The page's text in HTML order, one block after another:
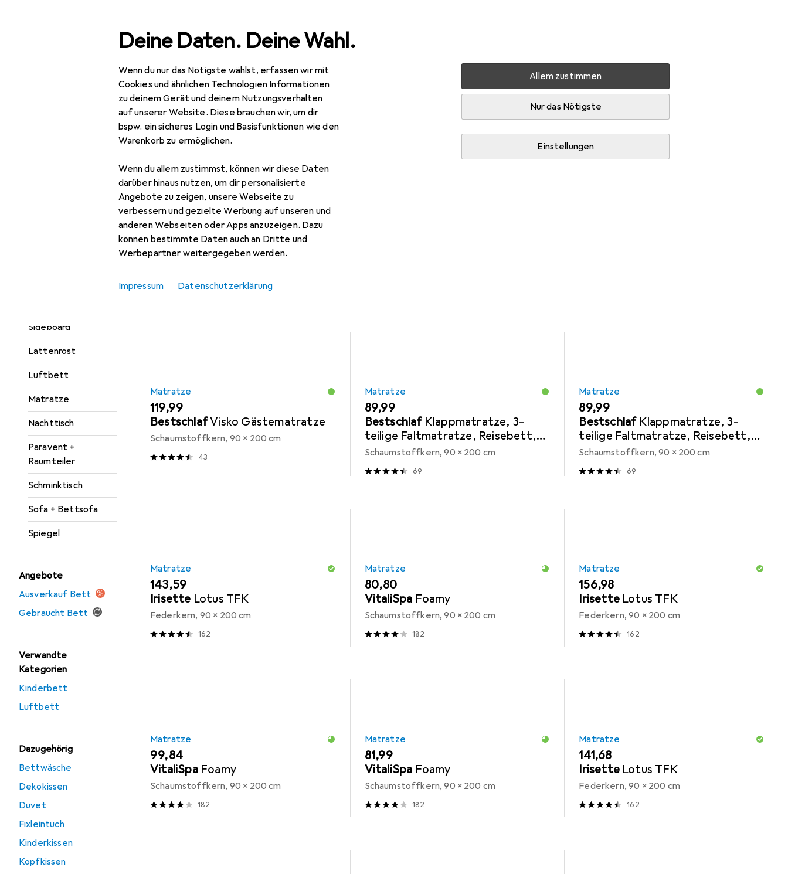
Deine Daten. Deine Wahl.
Wenn du nur das Nötigste wählst, erfassen wir mit
Cookies und ähnlichen Technologien Informationen
zu deinem Gerät und deinem Nutzungsverhalten
auf unserer Website. Diese brauchen wir, um dir
bspw. ein sicheres Login und Basisfunktionen wie den
Warenkorb zu ermöglichen.
Wenn du allem zustimmst, können wir diese Daten
darüber hinaus nutzen, um dir personalisierte
Angebote zu zeigen, unsere Webseite zu
verbessern und gezielte Werbung auf unseren und
anderen Webseiten oder Apps anzuzeigen. Dazu
können bestimmte Daten auch an Dritte und
Werbepartner weitergegeben werden.
Allem zustimmen
Nur das Nötigste
Einstellungen
Impressum Datenschutzerklärung
Navigation nach Kategorien
Sideboard
Lattenrost
Luftbett
Matratze
Nachttisch
Paravent +
Raumteiler
Schminktisch
Sofa + Bettsofa
Spiegel
Angebote
Ausverkauf Bett
Gebraucht Bett
Verwandte
Kategorien
Kinderbett
Luftbett
Dazugehörig
Bettwäsche
Dekokissen
Duvet
Fixleintuch
Kinderkissen
Kopfkissen
Gesamtsortiment Wohnen Möbel Zubehör
EUR
92,90
vidaXLAlranberg
Zubehör für vidaXL Alranberg
Hier findest du passendes Zubehör zum Produkt vidaXL Alranberg aus der Kategorie Matratze.
Beliebt VidaXL
Matratze
EUR
119,99
BestschlafVisko Gästematratze
Schaumstoffkern, 90 x 200 cm
43
Matratze
EUR
89,99
Bestschlaf Klappmatratze, 3-
teilige Faltmatratze, Reisebett,
Gästematratze
Schaumstoffkern, 90 x 200 cm
69
Matratze
EUR
89,99
Bestschlaf Klappmatratze, 3-
teilige Faltmatratze, Reisebett,
Gästematratze
Schaumstoffkern, 90 x 200 cm
69
Matratze
EUR
143,59
Irisette Lotus TFK
Federkern, 90 x 200 cm
162
Matratze
EUR
80,80
VitaliSpa Foamy
Schaumstoffkern, 90 x 200 cm
182
Matratze
EUR
156,98
Irisette Lotus TFK
Federkern, 90 x 200 cm
162
Matratze
EUR
99,84
VitaliSpa Foamy
Schaumstoffkern, 90 x 200 cm
182
Matratze
EUR
81,99
VitaliSpa Foamy
Schaumstoffkern, 90 x 200 cm
182
Matratze
EUR
141,68
Irisette Lotus TFK
Federkern, 90 x 200 cm
162